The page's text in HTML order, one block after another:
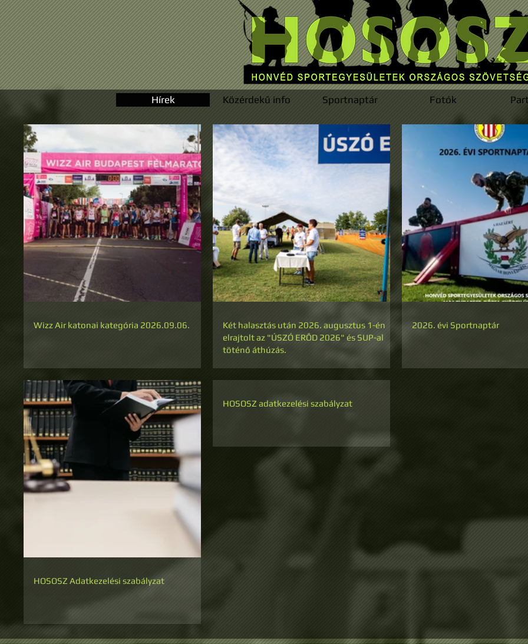
Hírek Közérdekű info Sportnaptár Fotók
Wizz Air katonai kategória 2026.09.06.
Két halasztás után 2026. augusztus 1-én
elrajtolt az "ÚSZÓ ERŐD 2026" és SUP-al
töténő áthúzás.
2026. évi Sportnaptár
HOSOSZ Adatkezelési szabályzat
HOSOSZ adatkezelési szabályzat